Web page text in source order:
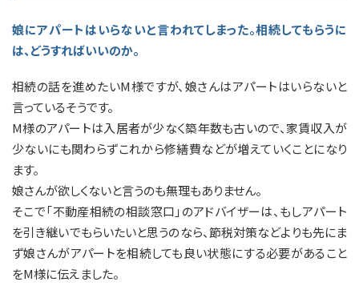
娘にアパートはいらないと言われてしまった。相続してもらうに
は、どうすればいいのか。
相続の話を進めたいM様ですが、娘さんはアパートはいらないと
言っているそうです。
M様のアパートは入居者が少なく築年数も古いので、家賃収入が
少ないにも関わらずこれから修繕費などが増えていくことになり
ます。
娘さんが欲しくないと言うのも無理もありません。
そこで「不動産相続の相談窓口」のアドバイザーは、もしアパート
を引き継いでもらいたいと思うのなら、節税対策などよりも先にま
ず娘さんがアパートを相続しても良い状態にする必要があること
をM様に伝えました。